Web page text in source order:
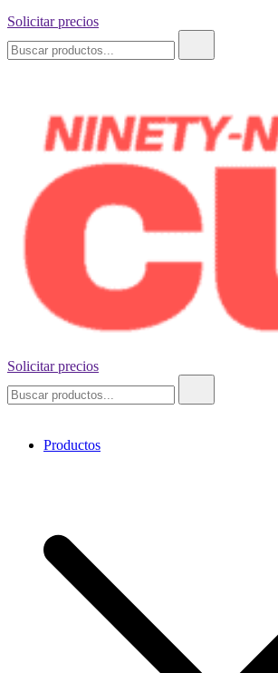
Solicitar precios
Solicitar precios
Productos